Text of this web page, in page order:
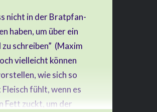
nicht in der Brat­pfan­
haben, um über ein
zu schrei­ben” (Maxim
viel­leicht kön­nen
wie sich so
Fleisch fühlt, wenn es
Fett zuckt, um der